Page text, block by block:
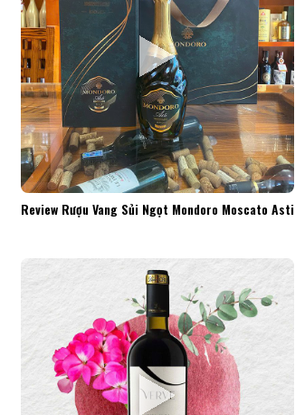
Review Rượu Vang Sủi Ngọt Mondoro Moscato Asti